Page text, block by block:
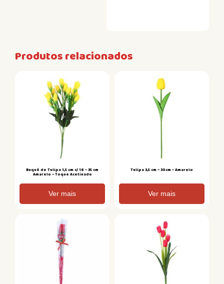
Produtos relacionados
Buquê de Tulipa 1,5 cm c/ 18 – 35 cm
Amarelo – Toque Acetinado
Ver mais
Tulipa 3,5 cm – 30cm – Amarelo
Ver mais